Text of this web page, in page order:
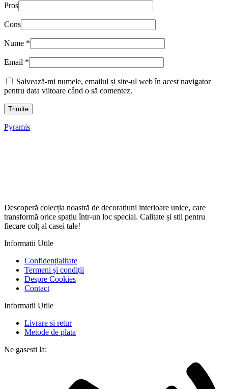
Pros
Cons
Nume *
Email *
Salvează-mi numele, emailul și site-ul web în acest navigator
pentru data viitoare când o să comentez.
Pyramis
Descoperă colecția noastră de decorațiuni interioare unice, care
transformă orice spațiu într-un loc special. Calitate și stil pentru
fiecare colț al casei tale!
Informatii Utile
Confidențialitate
Termeni și condiții
Despre Cookies
Contact
Informatii Utile
Livrare si retur
Metode de plata
Ne gasesti la: